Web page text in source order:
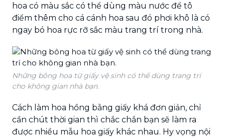
hoa có màu sắc có thể dùng màu nước để tô
điểm thêm cho cá cánh hoa sau đó phơi khô là có
ngay bó hoa rực rỡ sắc màu trang trí trong nhà.
Những bông hoa từ giấy vệ sinh có thể dùng trang trí
cho không gian nhà bạn.
Cách làm hoa hồng bằng giấy khá đơn giản, chỉ
cần chút thời gian thì chắc chắn bạn sẽ làm ra
được nhiều mẫu hoa giấy khác nhau. Hy vọng nội